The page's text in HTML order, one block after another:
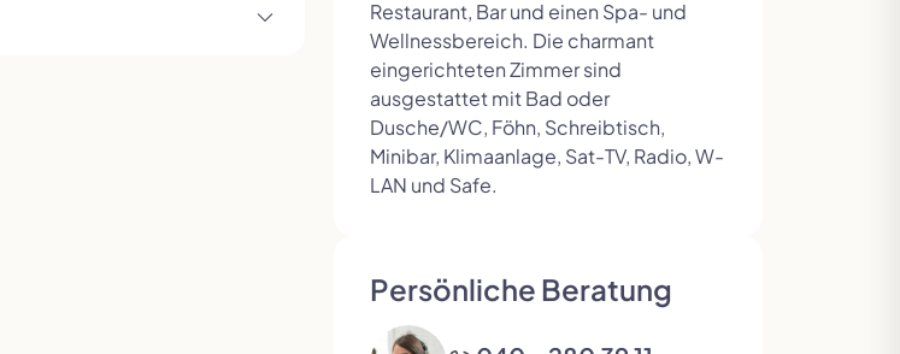
Restaurant, Bar und einen Spa- und
Wellnessbereich. Die charmant
eingerichteten Zimmer sind
ausgestattet mit Bad oder
Dusche/WC, Föhn, Schreibtisch,
Minibar, Klimaanlage, Sat-TV, Radio, W-
LAN und Safe.
Persönliche Beratung